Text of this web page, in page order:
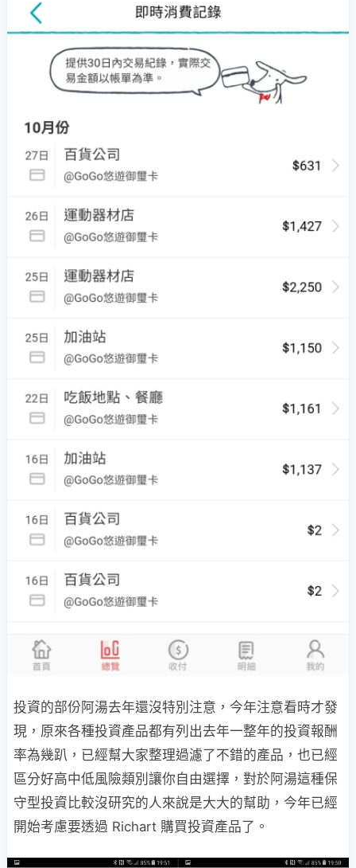
投資的部份阿湯去年還沒特別注意，今年注意看時才發
現，原來各種投資產品都有列出去年一整年的投資報酬
率為幾趴，已經幫大家整理過濾了不錯的產品，也已經
區分好高中低風險類別讓你自由選擇，對於阿湯這種保
守型投資比較沒研究的人來說是大大的幫助，今年已經
開始考慮要透過 Richart 購買投資產品了。